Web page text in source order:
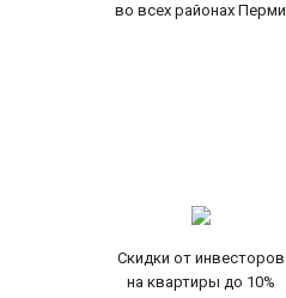
во всех районах Перми
Скидки от инвесторов
на квартиры до 10%